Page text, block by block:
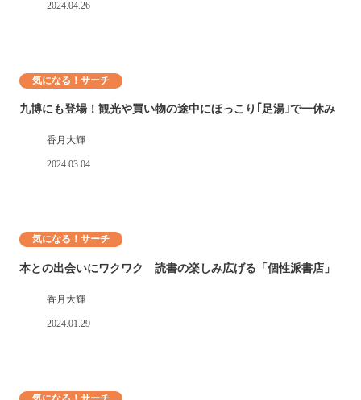
2024.04.26
気になる！サーチ
九博にも登場！観光や買い物の途中にほっこり｢足湯｣で一休み
香月大輝
2024.03.04
気になる！サーチ
本との出会いにワクワク 読書の楽しみ広げる「個性派書店」
香月大輝
2024.01.29